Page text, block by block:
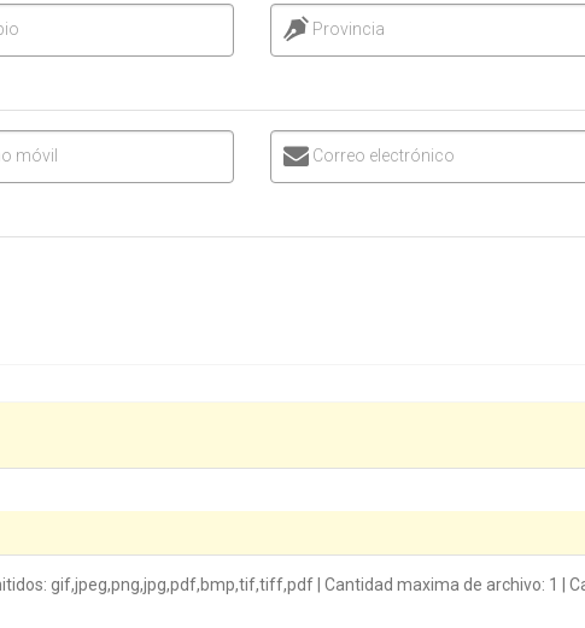
Provincia
móvil Correo electrónico
gif,jpeg,png,jpg,pdf,bmp,tif,tiff,pdf | Cantidad maxima de archivo: 1 |